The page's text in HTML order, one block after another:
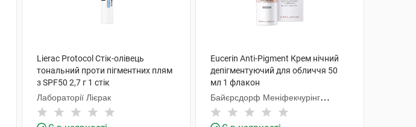
Lierac Protocol Стік-олівець
тональний проти пігментних плям
з SPF50 2,7 г 1 стік
Лабораторії Лієрак
Eucerin Anti-Pigment Крем нічний
депігментуючий для обличчя 50
мл 1 флакон
Байєрсдорф Меніфекчурінг
Познань